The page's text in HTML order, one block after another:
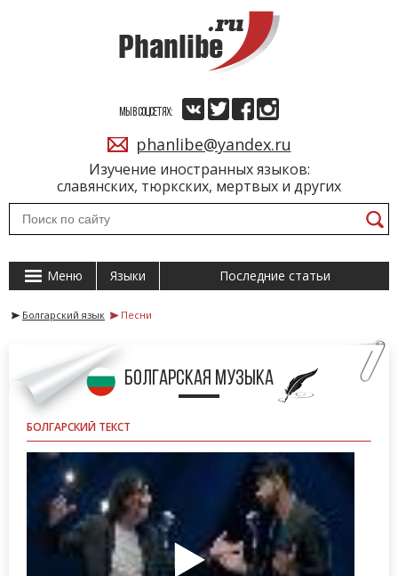
Изучение иностранных языков:
славянских, тюркских, мертвых и других
МЫ В СОЦСЕТЯХ:
phanlibe@yandex.ru
Меню Языки Последние статьи
Болгарский язык Песни
болгарская музыка
БОЛГАРСКИЙ ТЕКСТ